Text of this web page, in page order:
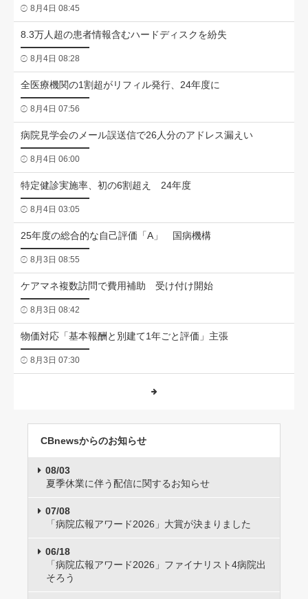
8月4日 08:45
8.3万人超の患者情報含むハードディスクを紛失
8月4日 08:28
全医療機関の1割超がリフィル発行、24年度に
8月4日 07:56
病院見学会のメール誤送信で26人分のアドレス漏えい
8月4日 06:00
特定健診実施率、初の6割超え 24年度
8月4日 03:05
25年度の総合的な自己評価「A」 国病機構
8月3日 08:55
ケアマネ複数訪問で費用補助 受け付け開始
8月3日 08:42
物価対応「基本報酬と別建て1年ごと評価」主張
8月3日 07:30
CBnewsからのお知らせ
08/03
夏季休業に伴う配信に関するお知らせ
07/08
「病院広報アワード2026」大賞が決まりました
06/18
「病院広報アワード2026」ファイナリスト4病院出
そろう